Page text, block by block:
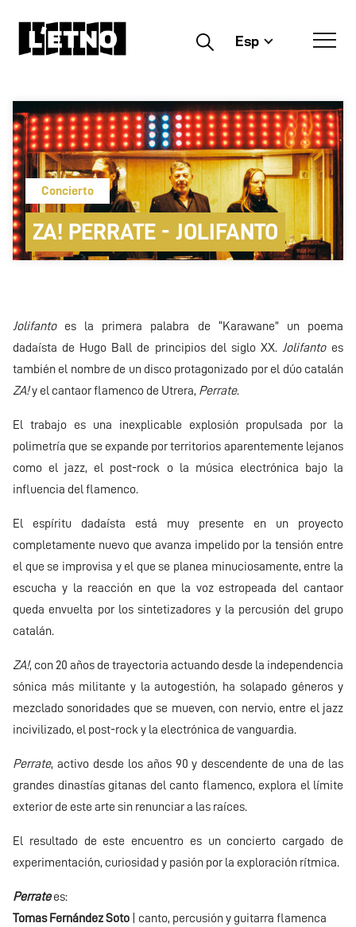
Buscar Esp
Concierto
ZA! PERRATE - JOLIFANTO
Jolifanto es la primera palabra de “Karawane” un poema
dadaísta de Hugo Ball de principios del siglo XX. Jolifanto es
también el nombre de un disco protagonizado por el dúo catalán
ZA!y el cantaor flamenco de Utrera, Perrate.
El trabajo es una inexplicable explosión propulsada por la
polimetría que se expande por territorios aparentemente lejanos
como el jazz, el post-rock o la música electrónica bajo la
influencia del flamenco.
El espíritu dadaísta está muy presente en un proyecto
completamente nuevo que avanza impelido por la tensión entre
el que se improvisa y el que se planea minuciosamente, entre la
escucha y la reacción en que la voz estropeada del cantaor
queda envuelta por los sintetizadores y la percusión del grupo
catalán.
ZA!, con 20 años de trayectoria actuando desde la independencia
sónica más militante y la autogestión, ha solapado géneros y
mezclado sonoridades que se mueven, con nervio, entre el jazz
incivilizado, el post-rock y la electrónica de vanguardia.
Perrate, activo desde los años 90 y descendente de una de las
grandes dinastías gitanas del canto flamenco, explora el límite
exterior de este arte sin renunciar a las raíces.
El resultado de este encuentro es un concierto cargado de
experimentación, curiosidad y pasión por la exploración rítmica.
Perratees:
Tomas Fernández Soto | canto, percusión y guitarra flamenca